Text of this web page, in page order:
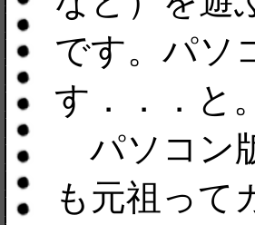
です。パソ
す．．．と。
パソコン
も元祖って